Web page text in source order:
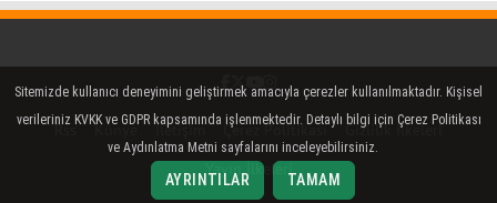
Facebook
Twitter (X)
YouTube
Instagram
Rss Künye İletişim Çerez Politikası
Gizlilik İlkeleri
Yayın İlkeleri
Sitemizde kullanıcı deneyimini geliştirmek amacıyla çerezler kullanılmaktadır. Kişisel
verileriniz KVKK ve GDPR kapsamında işlenmektedir. Detaylı bilgi için Çerez Politikası
ve Aydınlatma Metni sayfalarını inceleyebilirsiniz.
AYRINTILAR TAMAM